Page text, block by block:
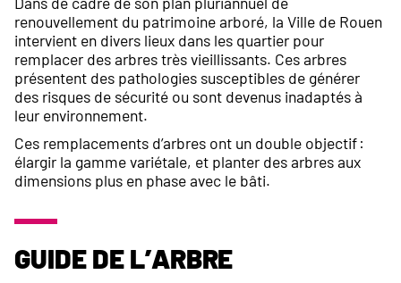
renouvellement du patrimoine arboré, la Ville de Rouen
intervient en divers lieux dans les quartier pour
remplacer des arbres très vieillissants. Ces arbres
présentent des pathologies susceptibles de générer
des risques de sécurité ou sont devenus inadaptés à
leur environnement.
Ces remplacements d’arbres ont un double objectif :
élargir la gamme variétale, et planter des arbres aux
dimensions plus en phase avec le bâti.
Guide de l’arbre